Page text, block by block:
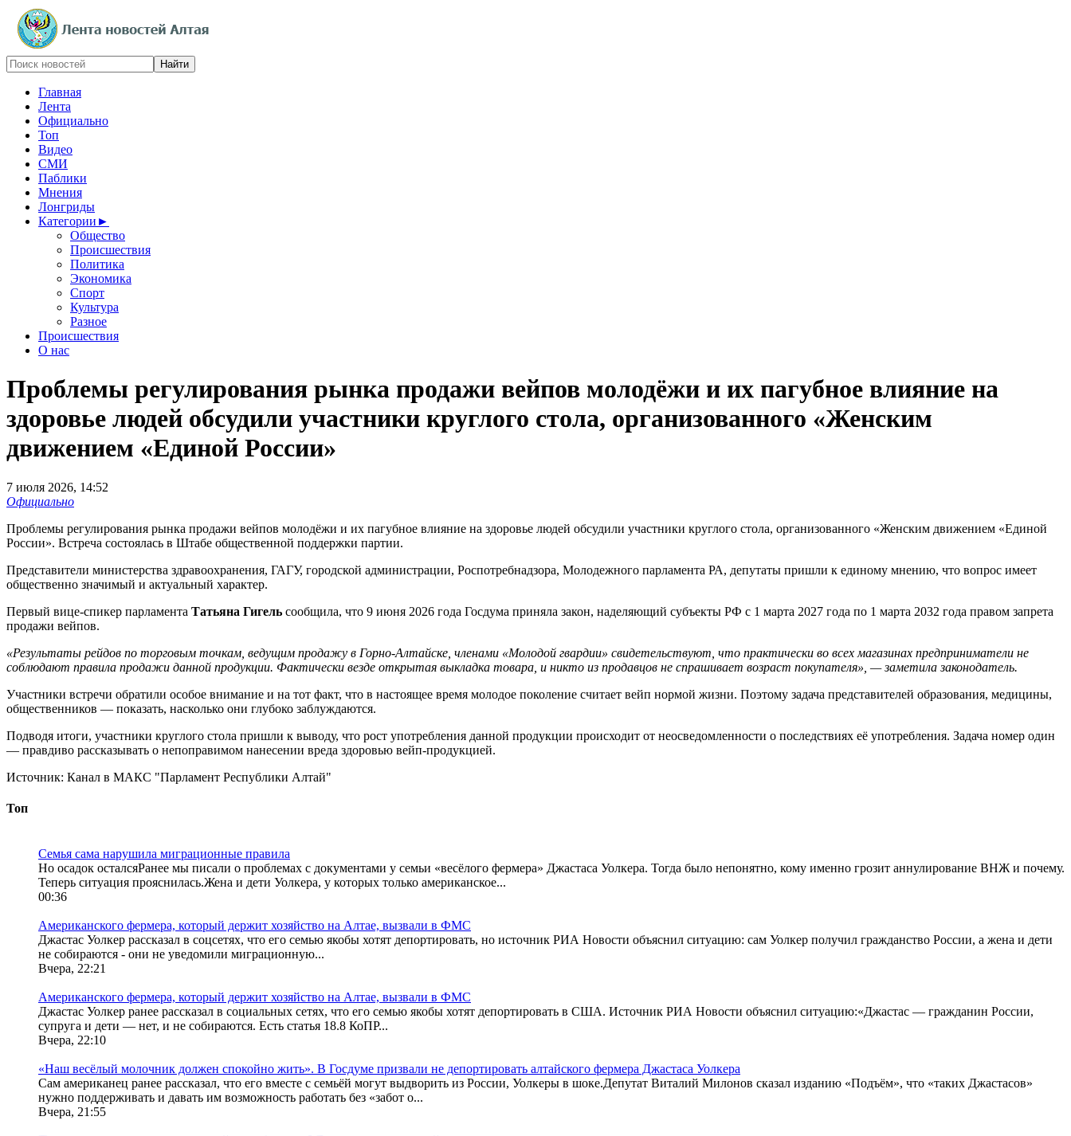
Главная
Лента
Официально
Топ
Видео
СМИ
Паблики
Мнения
Лонгриды
Категории ►
Общество
Происшествия
Политика
Экономика
Спорт
Культура
Разное
Происшествия
О нас
Проблемы регулирования рынка продажи вейпов молодёжи и их пагубное влияние на
здоровье людей обсудили участники круглого стола, организованного «Женским
движением «Единой России»
7 июля 2026, 14:52
Официально
Проблемы регулирования рынка продажи вейпов молодёжи и их пагубное влияние на здоровье людей обсудили участники круглого стола, организованного «Женским движением «Единой
России». Встреча состоялась в Штабе общественной поддержки партии.
Представители министерства здравоохранения, ГАГУ, городской администрации, Роспотребнадзора, Молодежного парламента РА, депутаты пришли к единому мнению, что вопрос имеет
общественно значимый и актуальный характер.
Первый вице-спикер парламента Татьяна Гигель сообщила, что 9 июня 2026 года Госдума приняла закон, наделяющий субъекты РФ с 1 марта 2027 года по 1 марта 2032 года правом запрета
продажи вейпов.
«Результаты рейдов по торговым точкам, ведущим продажу в Горно-Алтайске, членами «Молодой гвардии» свидетельствуют, что практически во всех магазинах предприниматели не
соблюдают правила продажи данной продукции. Фактически везде открытая выкладка товара, и никто из продавцов не спрашивает возраст покупателя», — заметила законодатель.
Участники встречи обратили особое внимание и на тот факт, что в настоящее время молодое поколение считает вейп нормой жизни. Поэтому задача представителей образования, медицины,
общественников — показать, насколько они глубоко заблуждаются.
Подводя итоги, участники круглого стола пришли к выводу, что рост употребления данной продукции происходит от неосведомленности о последствиях её употребления. Задача номер один
— правдиво рассказывать о непоправимом нанесении вреда здоровью вейп-продукцией.
Источник: Канал в МАКС "Парламент Республики Алтай"
Топ
Семья сама нарушила миграционные правила
Но осадок осталсяРанее мы писали о проблемах с документами у семьи «весёлого фермера» Джастаса Уолкера. Тогда было непонятно, кому именно грозит аннулирование ВНЖ и почему.
Теперь ситуация прояснилась.Жена и дети Уолкера, у которых только американское...
00:36
Американского фермера, который держит хозяйство на Алтае, вызвали в ФМС
Джастас Уолкер рассказал в соцсетях, что его семью якобы хотят депортировать, но источник РИА Новости объяснил ситуацию: сам Уолкер получил гражданство России, а жена и дети
не собираются - они не уведомили миграционную...
Вчера, 22:21
Американского фермера, который держит хозяйство на Алтае, вызвали в ФМС
Джастас Уолкер ранее рассказал в социальных сетях, что его семью якобы хотят депортировать в США. Источник РИА Новости объяснил ситуацию:«Джастас — гражданин России,
супруга и дети — нет, и не собираются. Есть статья 18.8 КоПР...
Вчера, 22:10
«Наш весёлый молочник должен спокойно жить». В Госдуме призвали не депортировать алтайского фермера Джастаса Уолкера
Сам американец ранее рассказал, что его вместе с семьёй могут выдворить из России, Уолкеры в шоке.Депутат Виталий Милонов сказал изданию «Подъём», что «таких Джастасов»
нужно поддерживать и давать им возможность работать без «забот о...
Вчера, 21:55